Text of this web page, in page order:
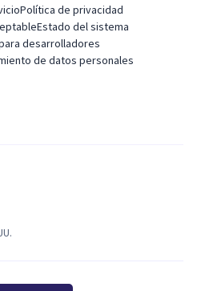
Política de privacidad
Estado del sistema
desarrolladores
de datos personales